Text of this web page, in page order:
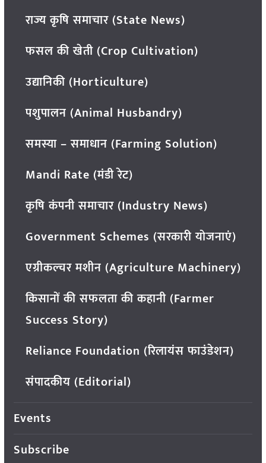
राज्य कृषि समाचार (State News)
फसल की खेती (Crop Cultivation)
उद्यानिकी (Horticulture)
पशुपालन (Animal Husbandry)
समस्या – समाधान (Farming Solution)
Mandi Rate (मंडी रेट)
कृषि कंपनी समाचार (Industry News)
Government Schemes (सरकारी योजनाएं)
एग्रीकल्चर मशीन (Agriculture Machinery)
किसानों की सफलता की कहानी (Farmer
Success Story)
Reliance Foundation (रिलायंस फाउंडेशन)
संपादकीय (Editorial)
Events
Subscribe